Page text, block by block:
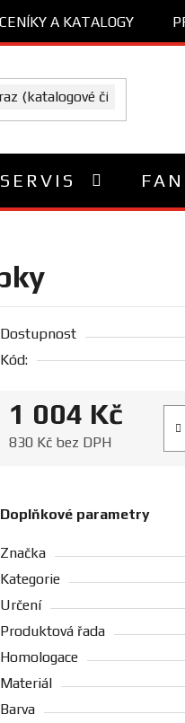
CENÍKY A KATALOGY
Dostupnost
Kód:
1 004 Kč
830 Kč bez DPH
Doplňkové parametry
Značka
Kategorie
Určení
Produktová řada
Homologace
Materiál
Barva